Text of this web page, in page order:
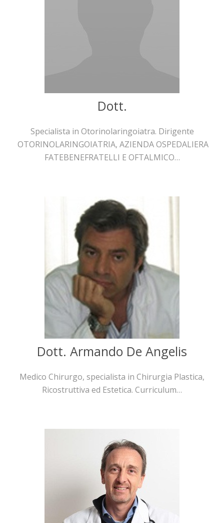
Dott.
Specialista in Otorinolaringoiatra. Dirigente
OTORINOLARINGOIATRIA, AZIENDA OSPEDALIERA
FATEBENEFRATELLI E OFTALMICO…
Dott. Armando De Angelis
Medico Chirurgo, specialista in Chirurgia Plastica,
Ricostruttiva ed Estetica. Curriculum…